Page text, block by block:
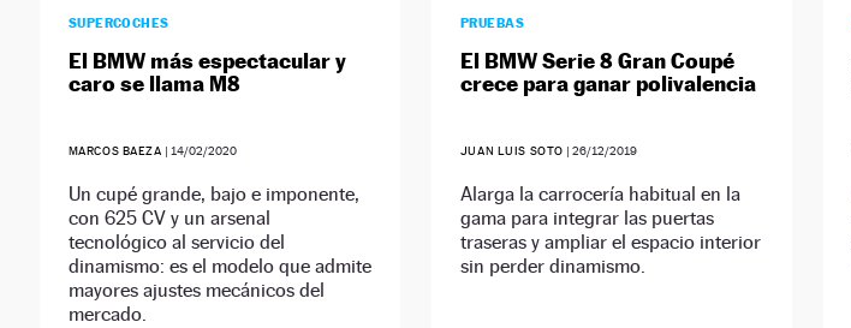
SUPERCOCHES
El BMW más espectacular y
caro se llama M8
MARCOS BAEZA | 14/02/2020
Un cupé grande, bajo e imponente,
con 625 CV y un arsenal
tecnológico al servicio del
dinamismo: es el modelo que admite
mayores ajustes mecánicos del
mercado.
PRUEBAS
El BMW Serie 8 Gran Coupé
crece para ganar polivalencia
JUAN LUIS SOTO | 26/12/2019
Alarga la carrocería habitual en la
gama para integrar las puertas
traseras y ampliar el espacio interior
sin perder dinamismo.